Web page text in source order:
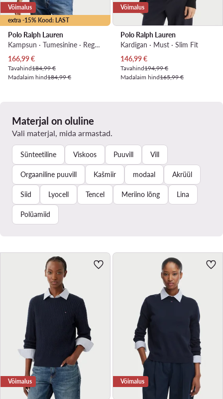
extra -15% Kood: LAST
Võimalus
Polo Ralph Lauren
Kampsun · Tumesinine · Regular Fit
Praegune hind
166,99€
Tavahind184,99 €
Madalaim hind184,99 €
Võimalus
Polo Ralph Lauren
Kardigan · Must · Slim Fit
Praegune hind
146,99€
Tavahind194,99 €
Madalaim hind165,99 €
Materjal on oluline
Vali materjal, mida armastad.
Sünteetiline Viskoos Puuvill Vill
Orgaaniline puuvill Kašmiir modaal Akrüül
Siid Lyocell Tencel Meriino lõng Lina
Polüamiid
Võimalus Võimalus